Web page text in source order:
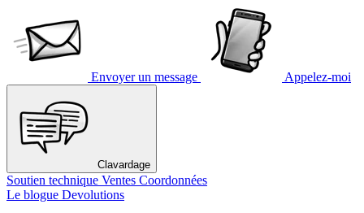
Envoyer un message Appelez-moi
Clavardage
Soutien technique Ventes Coordonnées
Le blogue Devolutions